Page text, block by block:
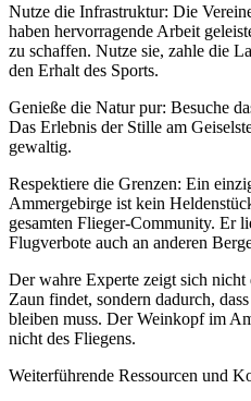
Nutze die Infrastruktur: Die
haben hervorragende Arbeit
zu schaffen. Nutze sie, zahle die
den Erhalt des Sports.
Genieße die Natur pur: Besuche
Das Erlebnis der Stille am
gewaltig.
Respektiere die Grenzen: Ein
Ammergebirge ist kein
gesamten Flieger-Community. Er
Flugverbote auch an anderen
Der wahre Experte zeigt sich
Zaun findet, sondern dadurch,
bleiben muss. Der Weinkopf im
nicht des Fliegens.
Weiterführende Ressourcen und